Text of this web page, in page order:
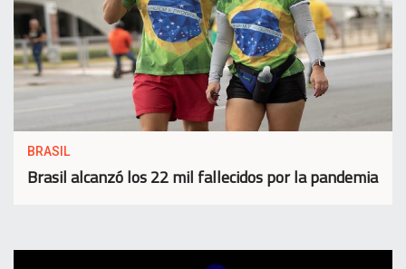
BRASIL
Brasil alcanzó los 22 mil fallecidos por la pandemia